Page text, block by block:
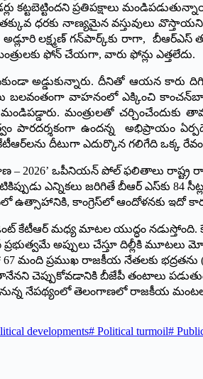
కట్టబెట్టిందని ప్రతిపక్షాలు
తక్కువ ధరకు నాణ్యమైన వస్తువులు
అడ్లూరి లక్ష్మణ్ గన్‌పార్క్‌కు రాగా,
ఫోన్ చేయగా, వారు ఫోన్లు ఎత్తలేదు.
దీనితో ఆయన కారు దిగి,
వాహనంలో ఎక్కించి కాంచన్‌బాగ్
మంత్రులతో
పార‌ద‌ర్శ‌కంగా ఉందన్న అభిప్రాయం
దీటుగా ఎదుర్కొన గ‌లిగేది ఒక్క
ఒపీనియన్ పోల్ ఫలితాలు రాష్ట్ర
ఎన్నిక‌లు జ‌రిగితే బీఆర్ ఎస్‌కు 84
ఉత్సాహానికి, కాంగ్రెస్‌లో ఆందోళ‌న‌కు ఇదో
కేటీఆర్ మధ్య మాటల యుద్ధం
ప్రభుత్వమే అప్పులు చేస్తూ దిల్లీకి
ప్రముఖ రాజకీయ నేతలకు భద్రతను
చెప్పుకోవ‌డానికి బీజేపీ తంటాలు
నేప‌థ్యంలో తెలంగాణలో రాజ‌కీయ
developments# Political turmoil#